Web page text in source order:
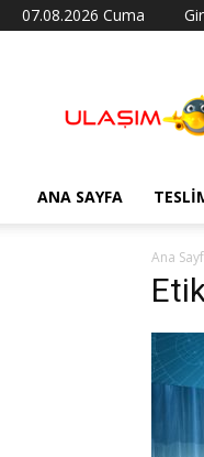
07.08.2026 Cuma
ANA SAYFA
Ana